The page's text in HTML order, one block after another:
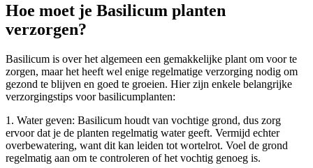
Hoe moet je Basilicum planten
verzorgen?
Basilicum is over het algemeen een gemakkelijke plant om voor te
zorgen, maar het heeft wel enige regelmatige verzorging nodig om
gezond te blijven en goed te groeien. Hier zijn enkele belangrijke
verzorgingstips voor basilicumplanten:
1. Water geven: Basilicum houdt van vochtige grond, dus zorg
ervoor dat je de planten regelmatig water geeft. Vermijd echter
overbewatering, want dit kan leiden tot wortelrot. Voel de grond
regelmatig aan om te controleren of het vochtig genoeg is.